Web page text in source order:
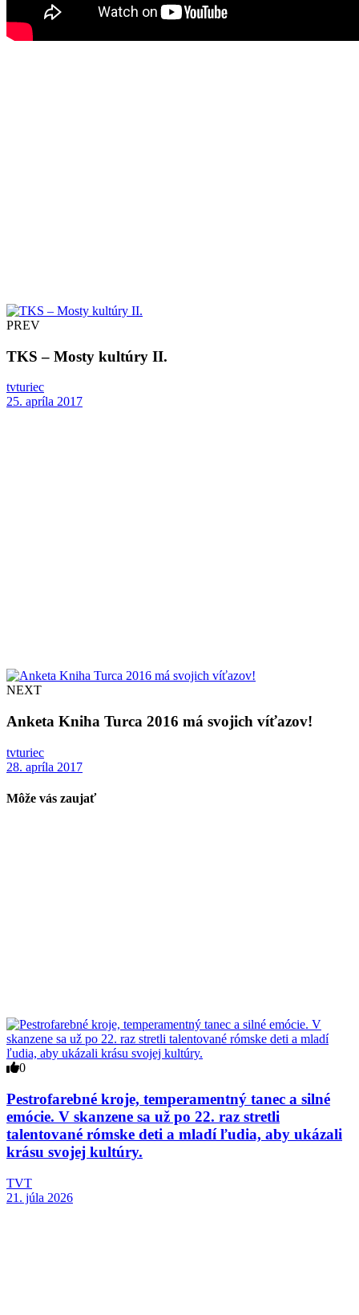
PREV
TKS – Mosty kultúry II.
tvturiec
25. apríla 2017
NEXT
Anketa Kniha Turca 2016 má svojich víťazov!
tvturiec
28. apríla 2017
Môže vás zaujať
0
Pestrofarebné kroje, temperamentný tanec a silné
emócie. V skanzene sa už po 22. raz stretli
talentované rómske deti a mladí ľudia, aby ukázali
krásu svojej kultúry.
TVT
21. júla 2026